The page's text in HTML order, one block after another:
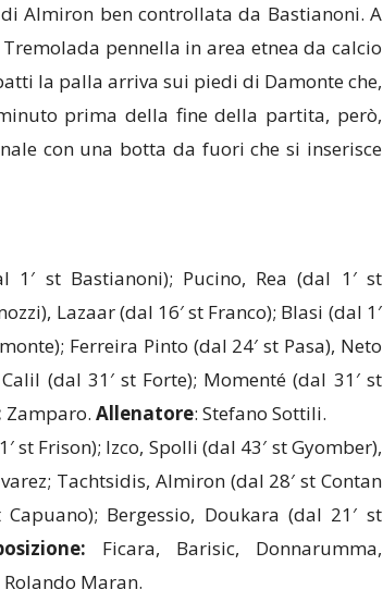
Almiron ben controllata da Bastianoni. A
Tremolada pennella in area etnea da calcio
la palla arriva sui piedi di Damonte che,
prima della fine della partita, però,
con una botta da fuori che si inserisce
1′ st Bastianoni); Pucino, Rea (dal 1′ st
Lazaar (dal 16′ st Franco); Blasi (dal 1′
Ferreira Pinto (dal 24′ st Pasa), Neto
(dal 31′ st Forte); Momenté (dal 31′ st
Zamparo. Allenatore: Stefano Sottili.
st Frison); Izco, Spolli (dal 43′ st Gyomber),
Tachtsidis, Almiron (dal 28′ st Contan
Bergessio, Doukara (dal 21′ st
Ficara, Barisic, Donnarumma,
Rolando Maran.